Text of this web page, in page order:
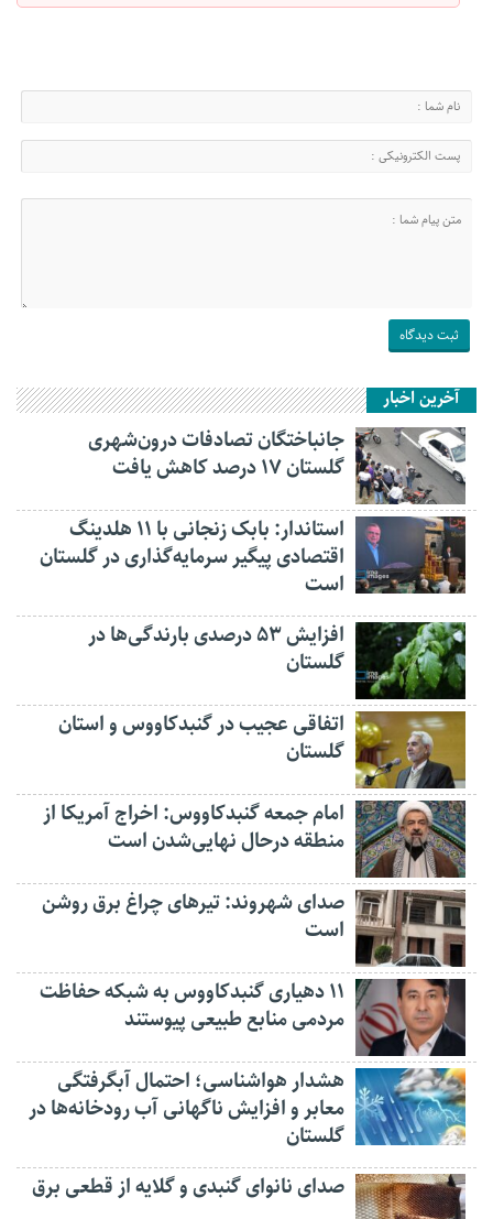
آخرین اخبار
جانباختگان تصادفات درون‌شهری
گلستان ۱۷ درصد کاهش یافت
استاندار: بابک زنجانی با ۱۱ هلدینگ
اقتصادی پیگیر سرمایه‌گذاری در گلستان
است
افزایش ۵۳ درصدی بارندگی‌ها در
گلستان
اتفاقی عجیب در‌ گنبدکاووس و استان
گلستان
امام جمعه گنبدکاووس: اخراج آمریکا از
منطقه درحال نهایی‌شدن است
صدای شهروند: تیرهای چراغ برق روشن
است
۱۱ دهیاری گنبدکاووس به شبکه حفاظت
مردمی منابع طبیعی پیوستند
هشدار هواشناسی؛ احتمال آبگرفتگی
معابر و افزایش ناگهانی آب رودخانه‌ها در
گلستان
صدای نانوای گنبدی و گلایه از قطعی برق